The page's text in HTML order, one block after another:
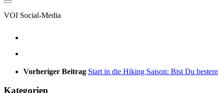
VOI Social-Media
Vorheriger Beitrag Start in die Hiking Saison: Bist Du
Kategorien